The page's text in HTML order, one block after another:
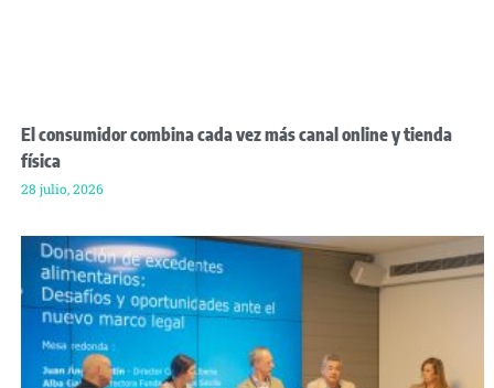
El consumidor combina cada vez más canal online y tienda
física
28 julio, 2026